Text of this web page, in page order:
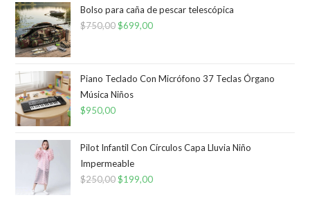
$499,00
Bolso para caña de pescar telescópica
$750,00El
era:
$750,00.
$699,00El
es:
Piano Teclado Con Micrófono 37 Teclas Órgano
Música Niños
$950,00
Pilot Infantil Con Círculos Capa Lluvia Niño
Impermeable
$250,00El
$199,00El